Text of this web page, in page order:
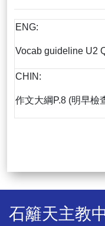
ENG:
Vocab guideline U2
CHIN:
作文大綱P.8 (明早檢
石籬天主教